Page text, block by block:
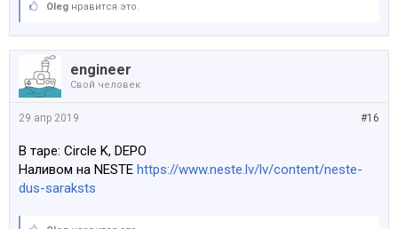
Oleg нравится это.
engineer
Свой человек
#16
29 апр 2019
В таре: Circle K, DEPO
Наливом на NESTE https://www.neste.lv/lv/content/neste-
dus-saraksts